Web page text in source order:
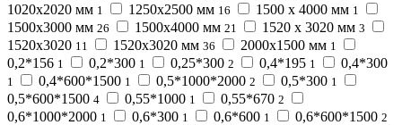
1020х2020 мм 1 1250х2500 мм 16 1500 х 4000 мм 1
1500х3000 мм 26 1500х4000 мм 21 1520 х 3020 мм 3
1520х3020 11 1520х3020 мм 36 2000х1500 мм 1
0,2*156 1 0,2*300 1 0,25*300 2 0,4*195 1 0,4*300
1 0,4*600*1500 1 0,5*1000*2000 2 0,5*300 1
0,5*600*1500 4 0,55*1000 1 0,55*670 2
0,6*1000*2000 1 0,6*300 1 0,6*600 1 0,6*600*1500 2